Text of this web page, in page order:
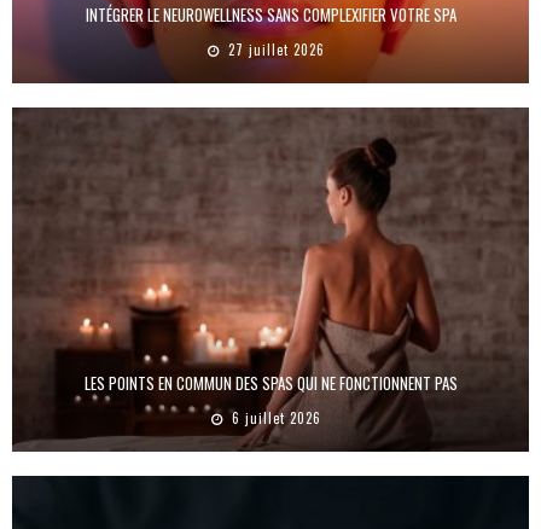
INTÉGRER LE NEUROWELLNESS SANS COMPLEXIFIER VOTRE SPA
27 juillet 2026
LES POINTS EN COMMUN DES SPAS QUI NE FONCTIONNENT PAS
6 juillet 2026